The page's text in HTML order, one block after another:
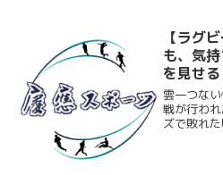
【ラグ
も、気
を見せ
明大戦
雲一つな
戦が行わ
ズで敗れ